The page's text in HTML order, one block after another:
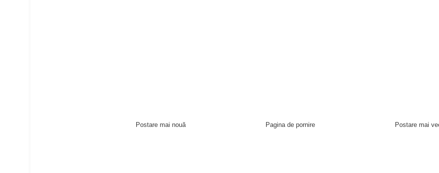
Postare mai nouă Postare mai
Pagina de pornire